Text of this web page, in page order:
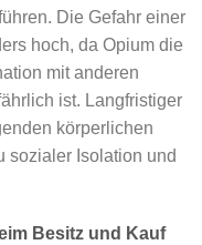
Die Gefahr einer
hoch, da Opium die
mit anderen
ist. Langfristiger
körperlichen
sozialer Isolation und
Besitz und Kauf